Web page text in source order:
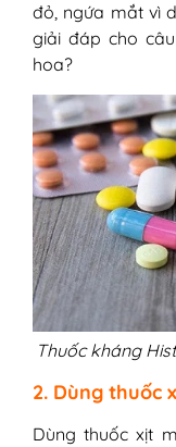
đỏ, ngứa mắt vì
giải đáp cho
hoa?
Thuốc kháng
2. Dùng thuốc
Dùng thuốc xịt